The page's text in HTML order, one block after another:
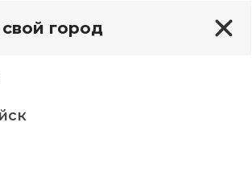
ШК-25 дуб каньон/белый глянец
город